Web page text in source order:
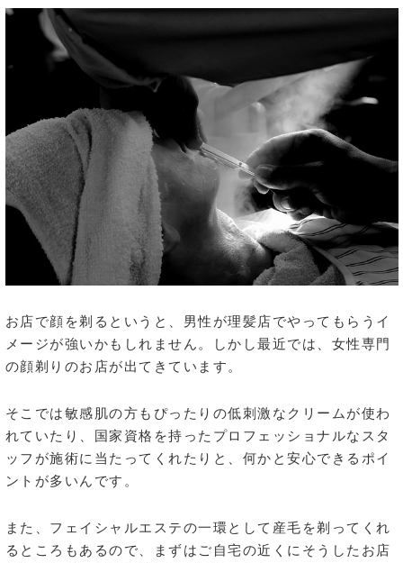
お店で顔を剃るというと、男性が理髪店でやってもらうイ
メージが強いかもしれません。しかし最近では、女性専門
の顔剃りのお店が出てきています。
そこでは敏感肌の方もぴったりの低刺激なクリームが使わ
れていたり、国家資格を持ったプロフェッショナルなスタ
ッフが施術に当たってくれたりと、何かと安心できるポイ
ントが多いんです。
また、フェイシャルエステの一環として産毛を剃ってくれ
るところもあるので、まずはご自宅の近くにそうしたお店